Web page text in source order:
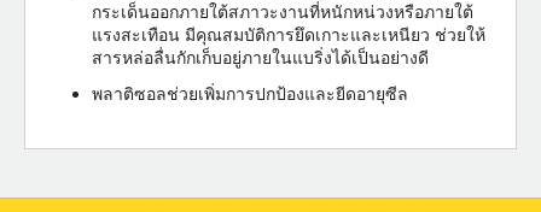
กระเด็นออกภายใต้สภาวะงานที่หนักหน่วงหรือภายใต้
แรงสะเทือน มีคุณสมบัติการยึดเกาะและเหนียว ช่วยให้
สารหล่อลื่นกักเก็บอยู่ภายในแบริ่งได้เป็นอย่างดี
พลาติซอลช่วยเพิ่มการปกป้องและยีดอายุซีล